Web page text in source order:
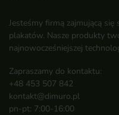
Jesteśmy firmą zajmującą
plakatów. Nasze produkty
najnowocześniejszej
Zapraszamy do kontaktu:
+48 453 507 842
kontakt@dimuro.pl
pn-pt: 7:00-16:00